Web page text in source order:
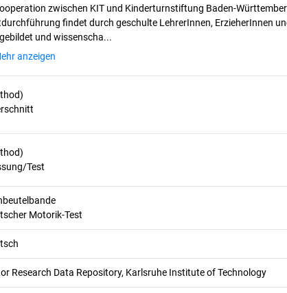
zwischen KIT und Kinderturnstiftung Baden-
findet durch geschulte LehrerInnen, ErzieherInnen
und wissenscha...
anzeigen
Motorik-Test
Research Data Repository, Karlsruhe Institute of Technology